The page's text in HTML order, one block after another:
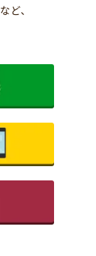
ど、